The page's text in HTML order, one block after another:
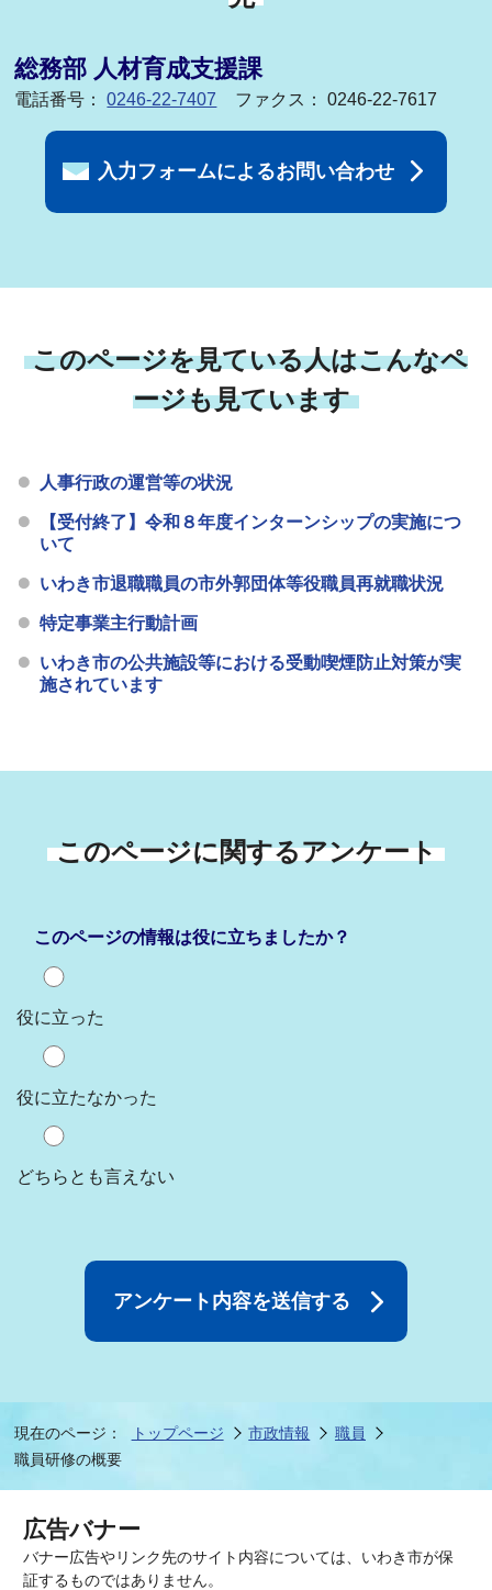
総務部 人材育成支援課
電話番号：0246-22-7407 ファクス： 0246-22-7617
入力フォームによるお問い合わせ
このページを見ている人はこんなペ
ージも見ています
人事行政の運営等の状況
【受付終了】令和８年度インターンシップの実施につ
いて
いわき市退職職員の市外郭団体等役職員再就職状況
特定事業主行動計画
いわき市の公共施設等における受動喫煙防止対策が実
施されています
このページに関するアンケート
このページの情報は役に立ちましたか？
役に立った
役に立たなかった
どちらとも言えない
現在のページ： トップページ 市政情報
職員
職員研修の概要
広告バナー
バナー広告やリンク先のサイト内容については、いわき市が保
証するものではありません。